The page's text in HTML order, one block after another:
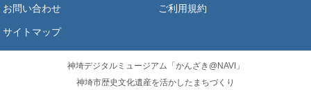
お問い合わせ ご利用規約
サイトマップ
神埼デジタルミュージアム「かんざき@NAVI」
神埼市歴史文化遺産を活かしたまちづくり